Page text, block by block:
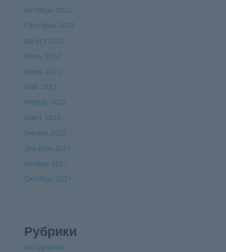
Октябрь 2022
Сентябрь 2022
Август 2022
Июль 2022
Июнь 2022
Май 2022
Апрель 2022
Март 2022
Январь 2022
Декабрь 2021
Ноябрь 2021
Октябрь 2021
Рубрики
Без рубрики